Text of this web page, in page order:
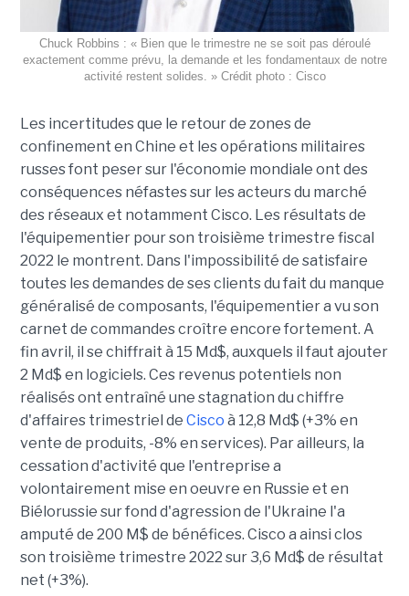
Chuck Robbins : « Bien que le trimestre ne se soit pas déroulé
exactement comme prévu, la demande et les fondamentaux de notre
activité restent solides. » Crédit photo : Cisco
Les incertitudes que le retour de zones de
confinement en Chine et les opérations militaires
russes font peser sur l'économie mondiale ont des
conséquences néfastes sur les acteurs du marché
des réseaux et notamment Cisco. Les résultats de
l'équipementier pour son troisième trimestre fiscal
2022 le montrent. Dans l'impossibilité de satisfaire
toutes les demandes de ses clients du fait du manque
généralisé de composants, l'équipementier a vu son
carnet de commandes croître encore fortement. A
fin avril, il se chiffrait à 15 Md$, auxquels il faut ajouter
2 Md$ en logiciels. Ces revenus potentiels non
réalisés ont entraîné une stagnation du chiffre
d'affaires trimestriel de Cisco à 12,8 Md$ (+3% en
vente de produits, -8% en services). Par ailleurs, la
cessation d'activité que l'entreprise a
volontairement mise en oeuvre en Russie et en
Biélorussie sur fond d'agression de l'Ukraine l'a
amputé de 200 M$ de bénéfices. Cisco a ainsi clos
son troisième trimestre 2022 sur 3,6 Md$ de résultat
net (+3%).